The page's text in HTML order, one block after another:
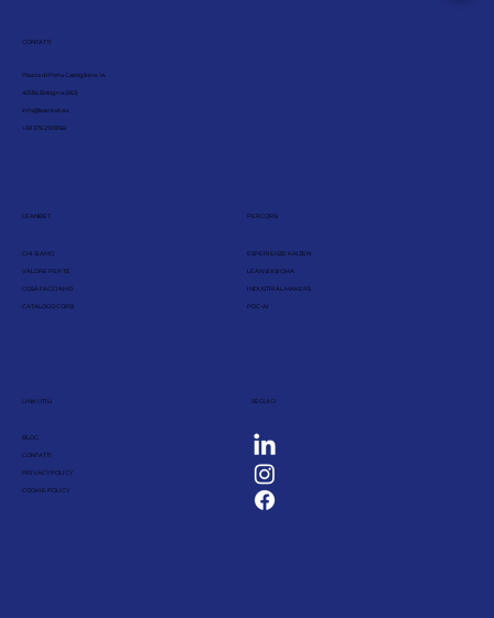
CONTATTI
Piazza di Porta Castiglione, 14
40136, Bologna (BO)
info@leanbet.eu
+39 376 210 8166
LEANBET
CHI SIAMO
VALORE PER TE
COSA FACCIAMO
CATALOGO CORSI
PERCORSI
ESPERIENZE KAIZEN
LEAN SIX SIGMA
INDUSTRIAL MAKERS
PDC-AI
LINK UTILI
BLOG
CONTATTI
PRIVACY POLICY
COOKIE POLICY
SEGUICI